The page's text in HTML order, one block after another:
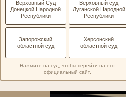
Верховный Суд
Донецкой Народной
Республики
Верховный суд
Луганской Народной
Республики
Запорожский
областной суд
Херсонский
областной суд
Нажмите на суд, чтобы перейти на его
официальный сайт.